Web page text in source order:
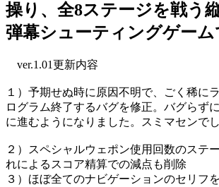
操り、全8ステージを戦う
弾幕シューティングゲーム
ver.1.01更新内容
１）予期せぬ時に原因不明で、ごく稀に
ログラム終了するバグを修正。バグらず
に進むようになりました。スミマセンでし
２）スペシャルウェポン使用回数のステ
れによるスコア精算での減点も削除
３）ほぼ全てのナビゲーションのセリフ